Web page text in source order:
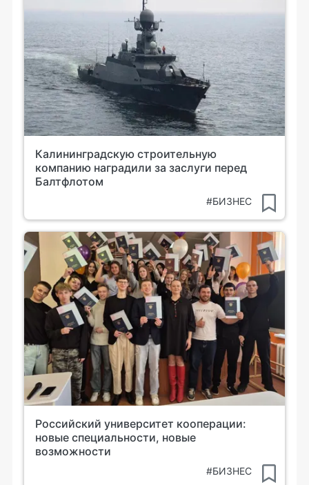
Калининградскую строительную
компанию наградили за заслуги перед
Балтфлотом
#БИЗНЕС
Российский университет кооперации:
новые специальности, новые
возможности
#БИЗНЕС